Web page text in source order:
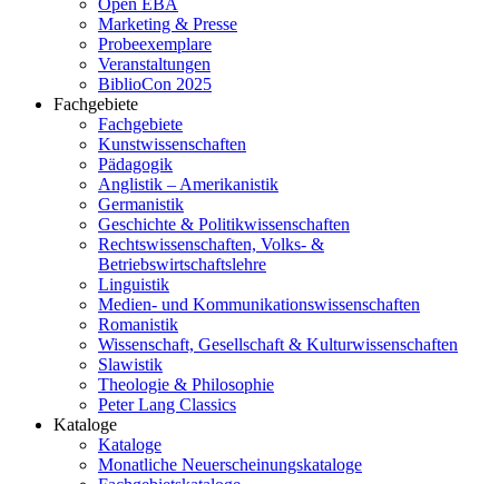
Open EBA
Marketing & Presse
Probeexemplare
Veranstaltungen
BiblioCon 2025
Fachgebiete
Fachgebiete
Kunstwissenschaften
Pädagogik
Anglistik – Amerikanistik
Germanistik
Geschichte & Politikwissenschaften
Rechtswissenschaften, Volks- &
Betriebswirtschaftslehre
Linguistik
Medien- und Kommunikationswissenschaften
Romanistik
Wissenschaft, Gesellschaft & Kulturwissenschaften
Slawistik
Theologie & Philosophie
Peter Lang Classics
Kataloge
Kataloge
Monatliche Neuerscheinungskataloge